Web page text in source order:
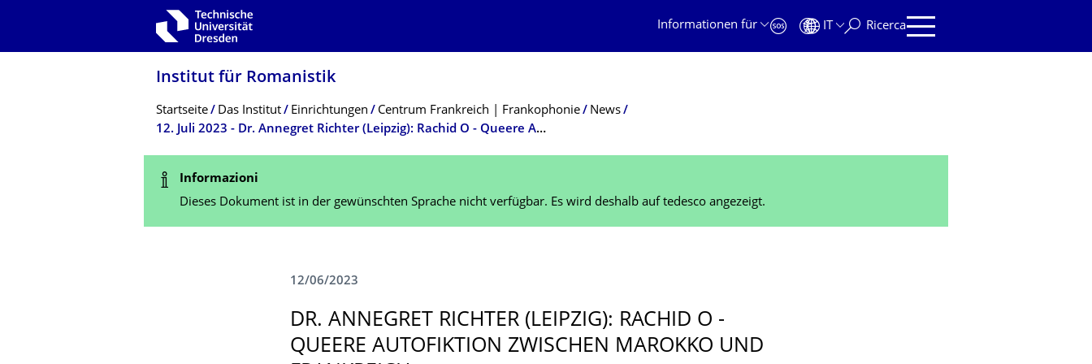
Zur Hauptnavigation springen
Informationen für
IT Ricerca
Institut für Romanistik
Breadcrumb-Menü
Startseite Das Institut Einrichtungen Centrum Frankreich | Frankophonie
News
12. Juli 2023 - Dr. Annegret Richter (Leipzig): Rachid O - Queere Autofiktion zwischen Marokko und Frankreich
Statusmeldung
Informazioni
Dieses Dokument ist in der gewünschten Sprache nicht verfügbar. Es wird deshalb auf tedesco angezeigt.
12/06/2023
DR. ANNEGRET RICHTER (LEIPZIG): RACHID O -
QUEERE AUTOFIKTION ZWISCHEN MAROKKO UND